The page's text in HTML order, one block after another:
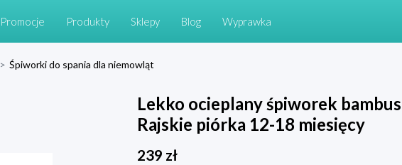
Promocje Produkty Sklepy Blog Wyprawka
> Śpiworki do spania dla niemowląt
Lekko ocieplany śpiworek
Rajskie piórka 12-18 miesięcy
239 zł